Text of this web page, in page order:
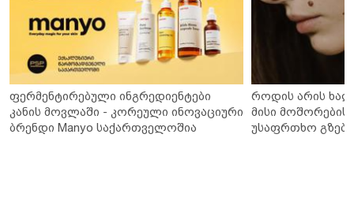
ფერმენტირებული ინგრედიენტები
კანის მოვლაში - კორეული ინოვაციური
ბრენდი Manyo საქართველოშია
როდის არის
მისი მოშორების
უსაფრთხო გზები